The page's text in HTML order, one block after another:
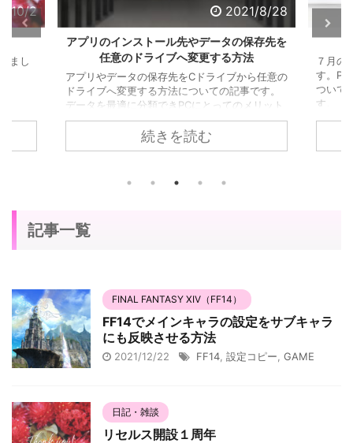
10/2
まし
2021/8/28
アプリのインストール先やデータの保存先を
任意のドライブへ変更する方法
アプリやデータの保存先をCドライブから任意の
ドライブへ変更する方法についての記事です。
データを最適に分類できPCにとってのメリット
も大きいので是非参考になさってください。
続きを読む
７月の
す。PV
ついて
す。
記事一覧
FINAL FANTASY XIV（FF14）
FF14でメインキャラの設定をサブキャラ
にも反映させる方法
2021/12/22 FF14 設定コピー GAME
日記・雑談
リセルス開設１周年